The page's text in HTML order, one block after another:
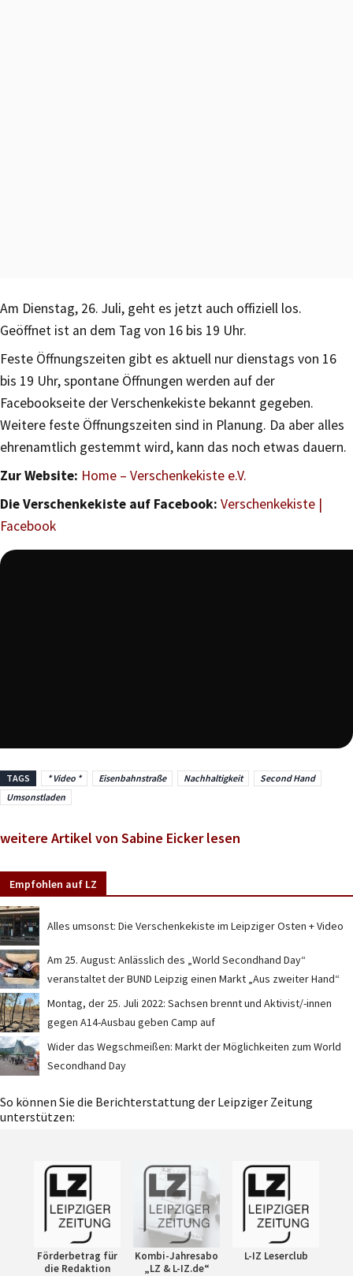
Am Dienstag, 26. Juli, geht es jetzt auch offiziell los.
Geöffnet ist an dem Tag von 16 bis 19 Uhr.
Feste Öffnungszeiten gibt es aktuell nur dienstags von 16
bis 19 Uhr, spontane Öffnungen werden auf der
Facebookseite der Verschenkekiste bekannt gegeben.
Weitere feste Öffnungszeiten sind in Planung. Da aber alles
ehrenamtlich gestemmt wird, kann das noch etwas dauern.
Zur Website: Home – Verschenkekiste e.V.
Die Verschenkekiste auf Facebook: Verschenkekiste |
Facebook
TAGS * Video * Eisenbahnstraße Nachhaltigkeit
Second Hand
Umsonstladen
weitere Artikel von Sabine Eicker lesen
Empfohlen auf LZ
Alles umsonst: Die Verschenkekiste im Leipziger Osten + Video
Am 25. August: Anlässlich des „World Secondhand Day“
veranstaltet der BUND Leipzig einen Markt „Aus zweiter Hand“
Montag, der 25. Juli 2022: Sachsen brennt und Aktivist/-innen
gegen A14-Ausbau geben Camp auf
Wider das Wegschmeißen: Markt der Möglichkeiten zum World
Secondhand Day
So können Sie die Berichterstattung der Leipziger Zeitung
unterstützen:
Förderbetrag für
die Redaktion
Kombi-Jahresabo
„LZ & L-IZ.de“
L-IZ Leserclub